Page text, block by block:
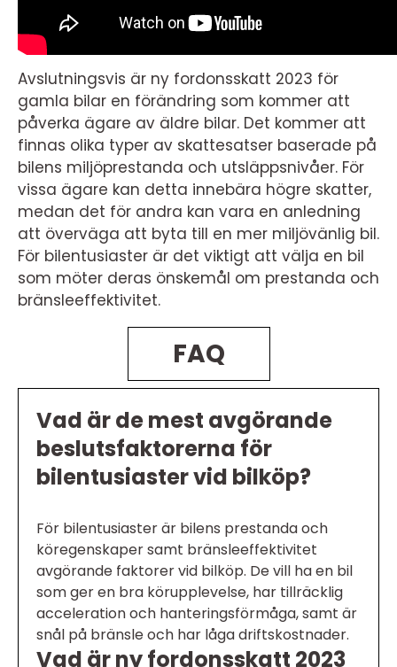
Avslutningsvis är ny fordonsskatt 2023 för
gamla bilar en förändring som kommer att
påverka ägare av äldre bilar. Det kommer att
finnas olika typer av skattesatser baserade på
bilens miljöprestanda och utsläppsnivåer. För
vissa ägare kan detta innebära högre skatter,
medan det för andra kan vara en anledning
att överväga att byta till en mer miljövänlig bil.
För bilentusiaster är det viktigt att välja en bil
som möter deras önskemål om prestanda och
bränsleeffektivitet.
FAQ
Vad är de mest avgörande
beslutsfaktorerna för
bilentusiaster vid bilköp?
För bilentusiaster är bilens prestanda och
köregenskaper samt bränsleeffektivitet
avgörande faktorer vid bilköp. De vill ha en bil
som ger en bra körupplevelse, har tillräcklig
acceleration och hanteringsförmåga, samt är
snål på bränsle och har låga driftskostnader.
Vad är ny fordonsskatt 2023